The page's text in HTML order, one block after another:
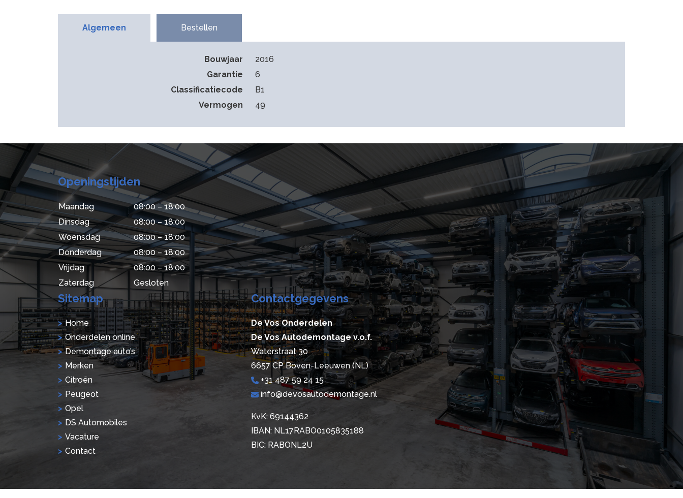
Algemeen Bestellen
Bouwjaar
2016
Garantie
6
Classificatiecode
B1
Vermogen
49
Openingstijden
Maandag
08:00 – 18:00
Dinsdag
08:00 – 18:00
Woensdag
08:00 – 18:00
Donderdag
08:00 – 18:00
Vrijdag
08:00 – 18:00
Zaterdag
Gesloten
Sitemap
Home
Onderdelen online
Demontage auto’s
Merken
Citroën
Peugeot
Opel
DS Automobiles
Vacature
Contact
Contactgegevens
De Vos Onderdelen
De Vos Autodemontage v.o.f.
Waterstraat 30
6657 CP Boven-Leeuwen (NL)
+31 487 59 24 15
info@devosautodemontage.nl
KvK: 69144362
IBAN: NL17RABO0105835188
BIC: RABONL2U